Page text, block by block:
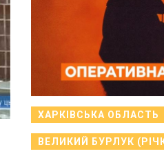
ХАРКІВСЬКА ОБЛАСТЬ
ВЕЛИКИЙ БУРЛУК